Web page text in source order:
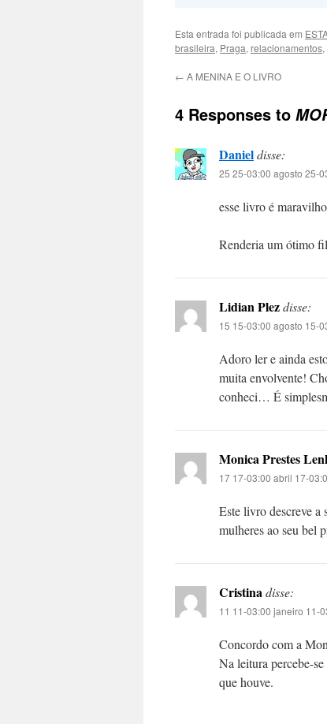
Esta entrada foi publicada em
brasileira, Praga, relacionamentos,
← A MENINA E O LIVRO
4 Responses to
Danieldisse:
25 25-03:00 agosto 25-
esse livro é
Renderia um ótimo
Lidian Plezdisse:
15 15-03:00 agosto 15-
Adoro ler e ainda
muita envolvente!
conheci… É
Monica Prestes
17 17-03:00 abril 17-
Este livro descreve a
mulheres ao seu bel
Cristinadisse:
11 11-03:00 janeiro 11-
Concordo com a
Na leitura percebe-
que houve.